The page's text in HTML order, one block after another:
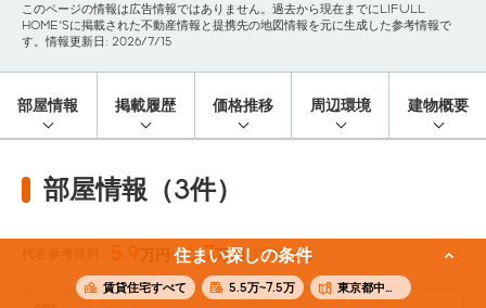
住まい探しの条件
賃貸住宅すべて 5.5万~7.5万 東京都中野区
このページの情報は広告情報ではありません。過去から現在までにLIFULL
HOME'Sに掲載された不動産情報と提携先の地図情報を元に生成した参考情報で
す。情報更新日: 2026/7/15
部屋情報 掲載履歴 価格推移 周辺環境 建物概要
部屋情報（3件）
5.9 万円〜6.7万円(17.39m²)